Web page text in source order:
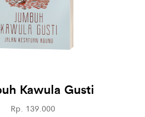
Kawula Gusti
Rp. 139.000